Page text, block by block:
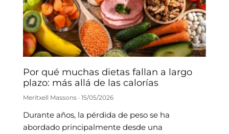
Por qué muchas dietas fallan a largo
plazo: más allá de las calorías
Meritxell Massons 15/05/2026
Durante años, la pérdida de peso se ha
abordado principalmente desde una